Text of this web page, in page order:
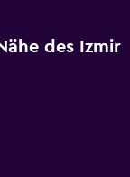
des Izmir